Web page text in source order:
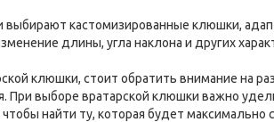
выбирают кастомизированные клюшки,
длины, угла наклона и других
клюшки, стоит обратить внимание на
При выборе вратарской клюшки важно
найти ту, которая будет